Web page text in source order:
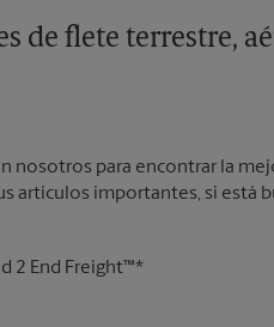
de flete terrestre,
nosotros para encontrar la
artículos importantes, si está
2 End Freight™*